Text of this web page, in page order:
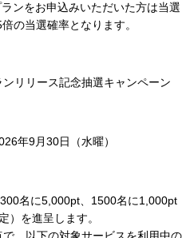
ンをお申込みいただいた方は当選
の当選確率となります。
リリース記念抽選キャンペーン
年9月30日（水曜）
名に5,000pt、1500名に1,000pt
）を進呈します。